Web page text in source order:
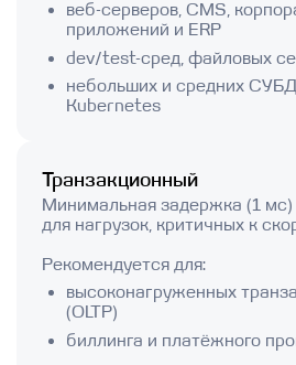
веб-серверов, CMS,
приложений и ERP
dev/test-сред, файловых
небольших и средних
Kubernetes
Транзакционный
Минимальная задержка (1 мс)
для нагрузок, критичных к
Рекомендуется для:
высоконагруженных
(OLTP)
биллинга и платёжного